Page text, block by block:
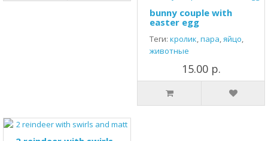
bunny couple with
easter egg
Теги: кролик,пара,яйцо,
животные
15.00 р.